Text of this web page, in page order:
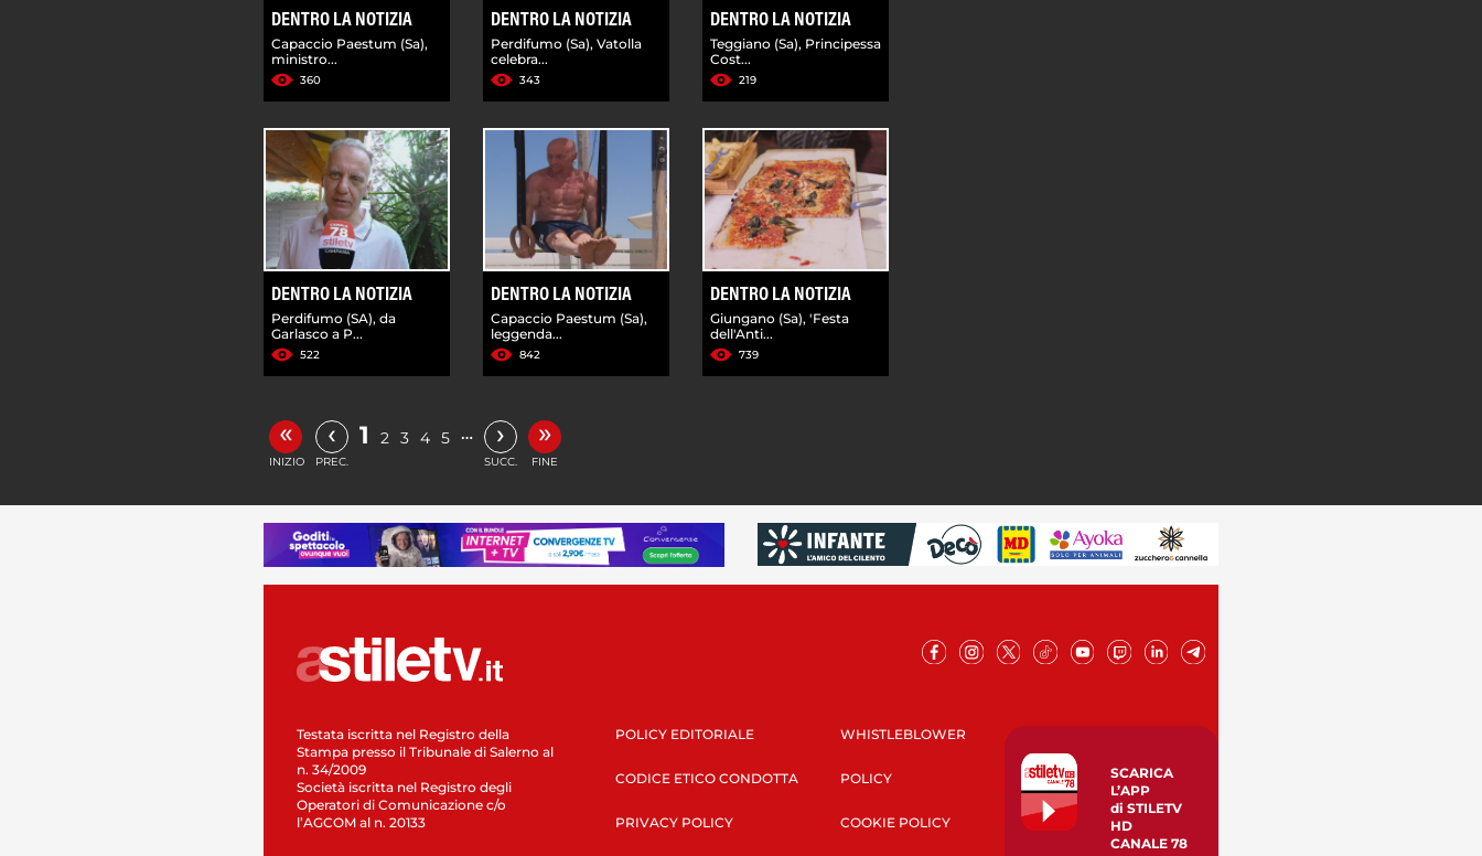
DENTRO LA NOTIZIA
Capaccio Paestum (Sa),
ministro...
360
DENTRO LA NOTIZIA
Perdifumo (Sa), Vatolla
celebra...
343
DENTRO LA NOTIZIA
Teggiano (Sa), Principessa
Cost...
219
DENTRO LA NOTIZIA
Perdifumo (SA), da
Garlasco a P...
522
DENTRO LA NOTIZIA
Capaccio Paestum (Sa),
leggenda...
842
DENTRO LA NOTIZIA
Giungano (Sa), 'Festa
dell'Anti...
739
«
INIZIO
‹
PREC.
1 2 3 4 5 … ›
SUCC.
»
FINE
Testata iscritta nel Registro della
Stampa presso il Tribunale di Salerno al
n. 34/2009
Società iscritta nel Registro degli
Operatori di Comunicazione c/o
l’AGCOM al n. 20133
POLICY EDITORIALE
CODICE ETICO CONDOTTA
PRIVACY POLICY
WHISTLEBLOWER
POLICY
COOKIE POLICY
SCARICA
L’APP
di STILETV
HD
CANALE 78